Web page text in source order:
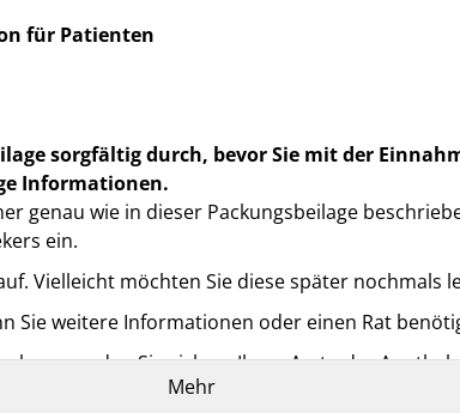
für Patienten
sorgfältig durch, bevor Sie mit der
Informationen.
genau wie in dieser Packungsbeilage
ein.
Vielleicht möchten Sie diese später nochmals
Sie weitere Informationen oder einen Rat
wenden Sie sich an Ihren Arzt oder
Packungsbeilage angegeben sind. Siehe
Mehr